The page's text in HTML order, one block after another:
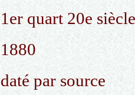
1er quart 20e siècle
1880
daté par source